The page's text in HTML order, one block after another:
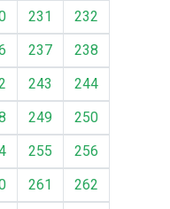
231
232
237
238
243
244
249
250
255
256
261
262